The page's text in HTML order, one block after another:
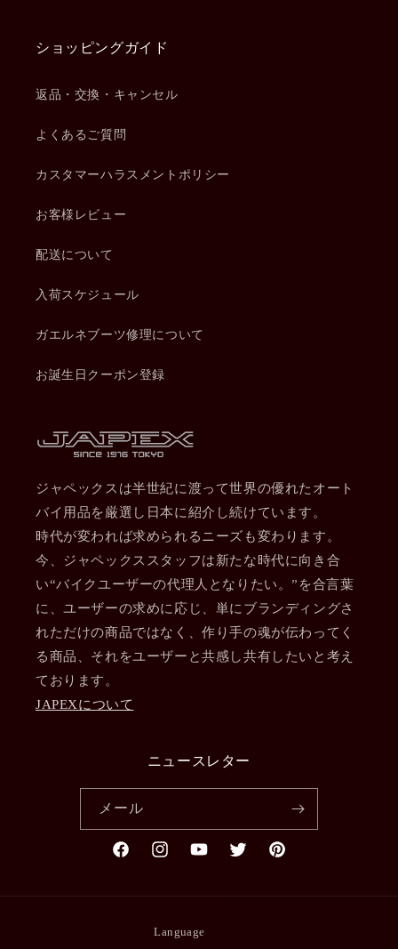
ショッピングガイド
返品・交換・キャンセル
よくあるご質問
カスタマーハラスメントポリシー
お客様レビュー
配送について
入荷スケジュール
ガエルネブーツ修理について
お誕生日クーポン登録
ジャペックスは半世紀に渡って世界の優れたオート
バイ用品を厳選し日本に紹介し続けています。
時代が変われば求められるニーズも変わります。
今、ジャペックススタッフは新たな時代に向き合
い“バイクユーザーの代理人となりたい。”を合言葉
に、ユーザーの求めに応じ、単にブランディングさ
れただけの商品ではなく、作り手の魂が伝わってく
る商品、それをユーザーと共感し共有したいと考え
ております。
JAPEXについて
ニュースレター
メール
FacebookInstagramYouTubeTwitter Pinterest
Language